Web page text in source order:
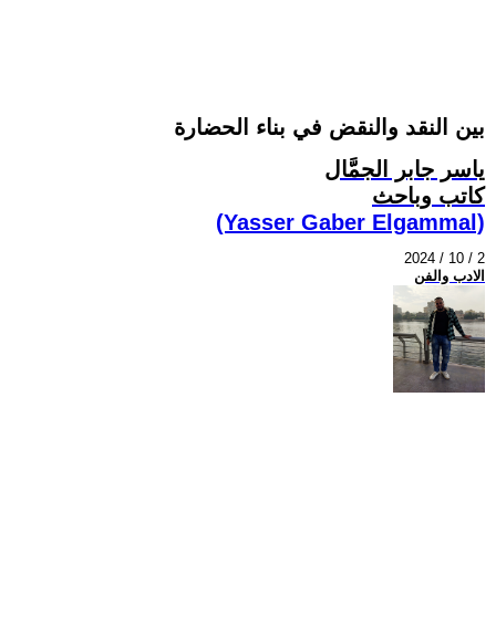
بين النقد والنقض في بناء الحضارة
ياسر جابر الجمَّال
كاتب وباحث
(Yasser Gaber Elgammal)
2024 / 10 / 2
الادب والفن